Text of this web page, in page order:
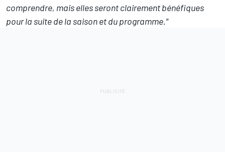
comprendre, mais elles seront clairement bénéfiques
pour la suite de la saison et du programme."